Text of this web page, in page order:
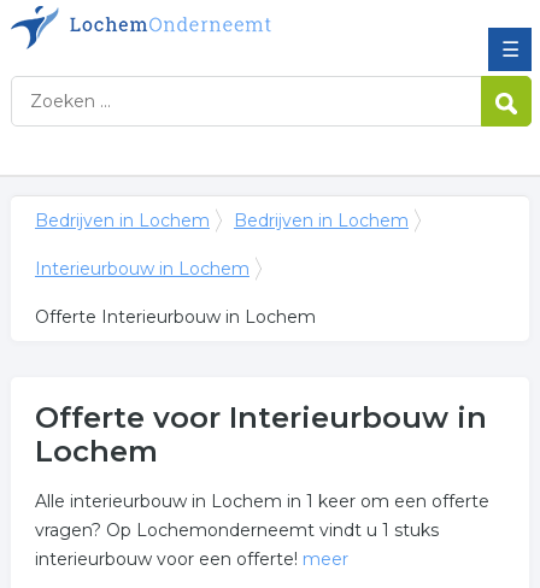
☰
Bedrijven in Lochem Bedrijven in Lochem
Interieurbouw in Lochem
Offerte Interieurbouw in Lochem
Offerte voor Interieurbouw in
Lochem
Alle interieurbouw in Lochem in 1 keer om een offerte
vragen? Op Lochemonderneemt vindt u 1 stuks
interieurbouw voor een offerte! meer